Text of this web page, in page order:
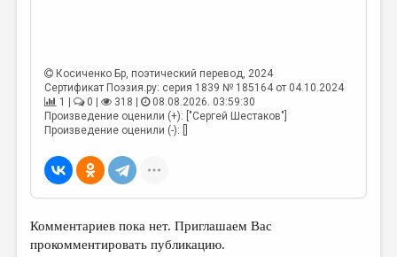
Косиченко Бр, поэтический перевод, 2024
Сертификат Поэзия.ру: серия 1839 № 185164 от 04.10.2024
1 |
0 | 318 |
08.08.2026. 03:59:30
Произведение оценили (+): ["Сергей Шестаков"]
Произведение оценили (-): []
Комментариев пока нет. Приглашаем Вас
прокомментировать публикацию.